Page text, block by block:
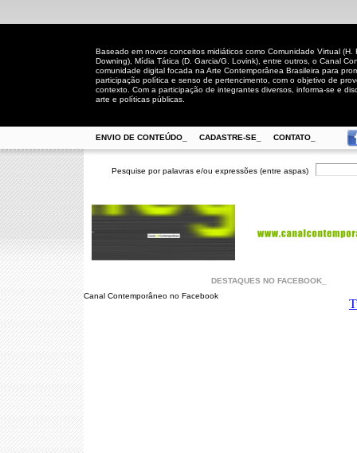
Baseado em novos conceitos midiáticos como Comunidade Virtual (H.
Downing), Mídia Tática (D. Garcia/G. Lovink), entre outros, o Canal
comunidade digital focada na Arte Contemporânea Brasileira para
participação política e senso de pertencimento, com o objetivo de
contexto. Com a participação de integrantes diversos, informa-se e
arte e políticas públicas.
ENVIO DE CONTEÚDO_ CADASTRE-SE_ CONTATO_
Pesquise por palavras e/ou expressões (entre aspas)
DESTAQUES NO FACEBOOK_
Canal Contemporâneo no Facebook